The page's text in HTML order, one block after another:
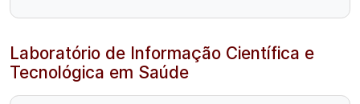
Laboratório de Informação Científica e
Tecnológica em Saúde